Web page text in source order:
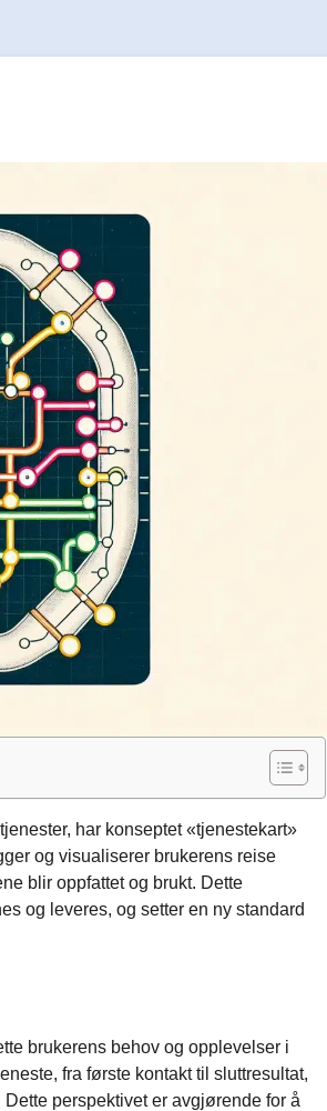
har konseptet «tjenestekart»
og visualiserer brukerens reise
blir oppfattet og brukt. Dette
og leveres, og setter en ny standard
brukerens behov og opplevelser i
fra første kontakt til sluttresultat,
perspektivet er avgjørende for å